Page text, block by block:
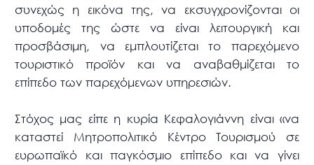
συνεχώς η εικόνα της, να εκσυγχρονίζονται οι
υποδομές της ώστε να είναι λειτουργική και
προσβάσιμη, να εμπλουτίζεται το παρεχόμενο
τουριστικό προϊόν και να αναβαθμίζεται το
επίπεδο των παρεχόμενων υπηρεσιών.
Στόχος μας είπε η κυρία Κεφαλογιάννη είναι «να
καταστεί Μητροπολιτικό Κέντρο Τουρισμού σε
ευρωπαϊκό και παγκόσμιο επίπεδο και να γίνει